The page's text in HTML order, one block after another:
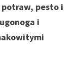
pesto i
i